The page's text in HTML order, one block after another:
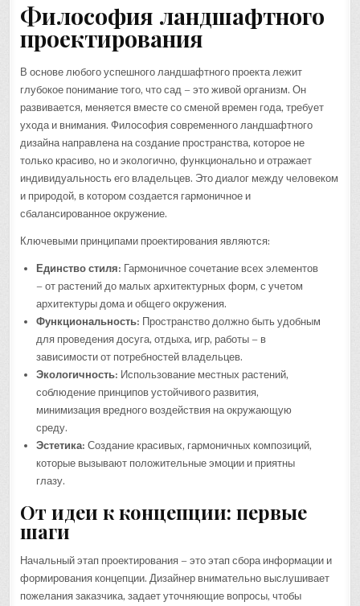
Философия ландшафтного
проектирования
В основе любого успешного ландшафтного проекта лежит
глубокое понимание того, что сад – это живой организм. Он
развивается, меняется вместе со сменой времен года, требует
ухода и внимания. Философия современного ландшафтного
дизайна направлена на создание пространства, которое не
только красиво, но и экологично, функционально и отражает
индивидуальность его владельцев. Это диалог между человеком
и природой, в котором создается гармоничное и
сбалансированное окружение.
Ключевыми принципами проектирования являются:
Единство стиля: Гармоничное сочетание всех элементов
– от растений до малых архитектурных форм, с учетом
архитектуры дома и общего окружения.
Функциональность: Пространство должно быть удобным
для проведения досуга, отдыха, игр, работы – в
зависимости от потребностей владельцев.
Экологичность: Использование местных растений,
соблюдение принципов устойчивого развития,
минимизация вредного воздействия на окружающую
среду.
Эстетика: Создание красивых, гармоничных композиций,
которые вызывают положительные эмоции и приятны
глазу.
От идеи к концепции: первые
шаги
Начальный этап проектирования – это этап сбора информации и
формирования концепции. Дизайнер внимательно выслушивает
пожелания заказчика, задает уточняющие вопросы, чтобы